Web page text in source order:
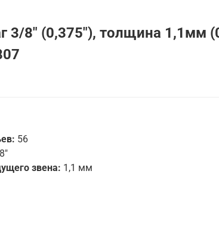
3/8" (0,375"), толщина 1,1мм
56
звена: 1,1 мм